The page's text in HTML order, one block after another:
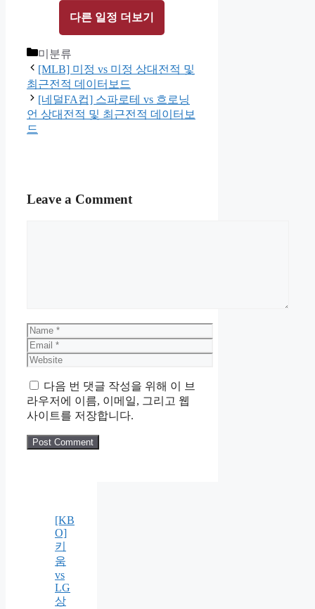
다른 일정 더보기
Categories
미분류
[MLB] 미정 vs 미정 상대전적 및
최근전적 데이터보드
[네덜FA컵] 스파로테 vs 흐로닝
언 상대전적 및 최근전적 데이터보
드
Leave a Comment
Name
Email
Website
다음 번 댓글 작성을 위해 이 브
라우저에 이름, 이메일, 그리고 웹
사이트를 저장합니다.
[KB
O]
키
움
vs
LG
상